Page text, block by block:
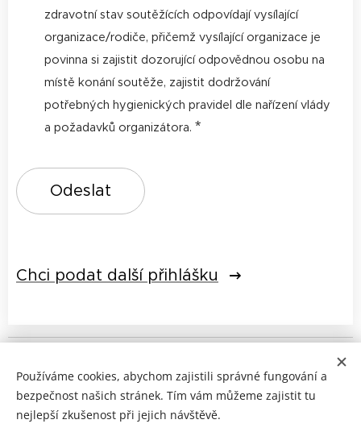
zdravotní stav soutěžících odpovídají vysílající
organizace/rodiče, přičemž vysílající organizace je
povinna si zajistit dozorující odpovědnou osobu na
místě konání soutěže, zajistit dodržování
potřebných hygienických pravidel dle nařízení vlády
a požadavků organizátora.
Odeslat
Chci podat další přihlášku
© 2025 Všechna práva na shimmy vyhrazena
Powered by Dum Tek Tek Dum Tek ♥
© 2025 Festival Habibi
Používáme cookies, abychom zajistili správné fungování a
bezpečnost našich stránek. Tím vám můžeme zajistit tu
nejlepší zkušenost při jejich návštěvě.